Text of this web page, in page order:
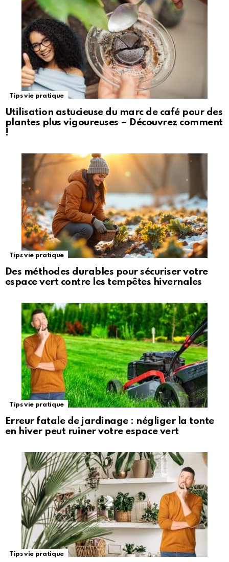
Tips vie pratique
Utilisation astucieuse du marc de café pour des
plantes plus vigoureuses – Découvrez comment
!
Tips vie pratique
Des méthodes durables pour sécuriser votre
espace vert contre les tempêtes hivernales
Tips vie pratique
Erreur fatale de jardinage : négliger la tonte
en hiver peut ruiner votre espace vert
Tips vie pratique